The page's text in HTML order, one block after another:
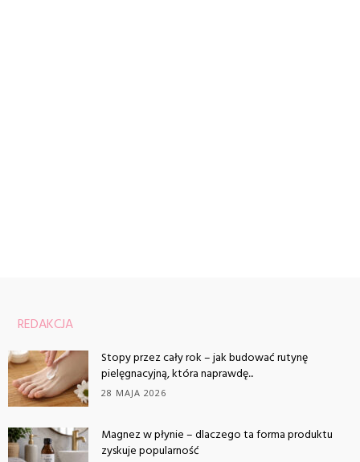
REDAKCJA
Stopy przez cały rok – jak budować rutynę
pielęgnacyjną, która naprawdę...
28 MAJA 2026
Magnez w płynie – dlaczego ta forma produktu
zyskuje popularność